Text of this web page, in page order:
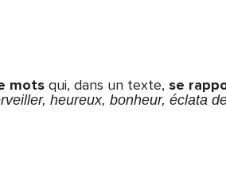
mots qui, dans un texte, se
heureux, bonheur, éclata